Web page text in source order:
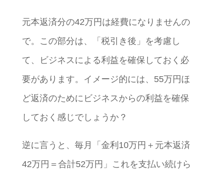
元本返済分の42万円は経費になりませんの
で。この部分は、「税引き後」を考慮し
て、ビジネスによる利益を確保しておく必
要があります。イメージ的には、55万円ほ
ど返済のためにビジネスからの利益を確保
しておく感じでしょうか？
逆に言うと、毎月「金利10万円＋元本返済
42万円＝合計52万円」これを支払い続けら